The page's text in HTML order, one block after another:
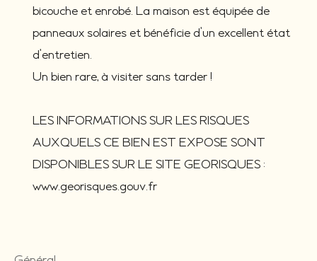
bicouche et enrobé. La maison est équipée de
panneaux solaires et bénéficie d’un excellent état
d’entretien.
Un bien rare, à visiter sans tarder !
LES INFORMATIONS SUR LES RISQUES
AUXQUELS CE BIEN EST EXPOSE SONT
DISPONIBLES SUR LE SITE GEORISQUES :
www.georisques.gouv.fr